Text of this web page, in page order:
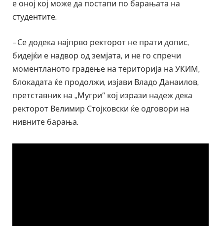
е оној кој може да постапи по барањата на
студентите.
– Се додека најпрво ректорот не прати допис,
бидејќи е надвор од земјата, и не го спречи
моментланото градење на територија на УКИМ,
блокадата ќе продолжи, изјави Владо Данаилов,
претставник на „Мугри“ кој изрази надеж дека
ректорот Велимир Стојковски ќе одговори на
нивните барања.